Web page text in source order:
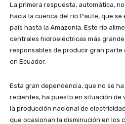
La primera respuesta, automática,
hacia la cuenca del río Paute, que
país hasta la Amazonía. Este río
centrales hidroeléctricas más
responsables de producir gran parte
en Ecuador.
Esta gran dependencia, que no se
recientes, ha puesto en situación de
la producción nacional de
que ocasionan la disminución en los